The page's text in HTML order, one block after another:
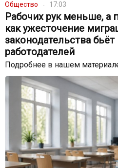
Общество 17:03
Рабочих рук меньше, а
как ужесточение
законодательства
работодателей
Подробнее в нашем